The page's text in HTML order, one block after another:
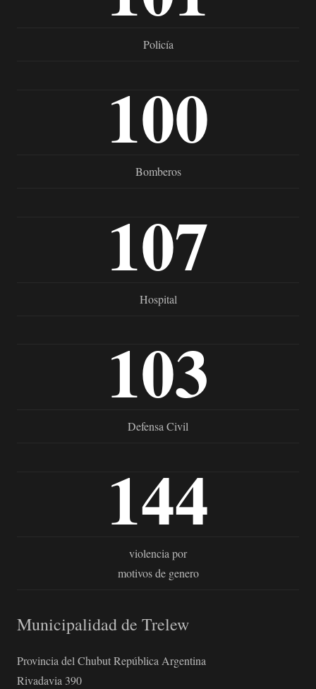
Policía
100
Bomberos
107
Hospital
103
Defensa Civil
144
violencia por
motivos de genero
Municipalidad de Trelew
Provincia del Chubut República Argentina
Rivadavia 390